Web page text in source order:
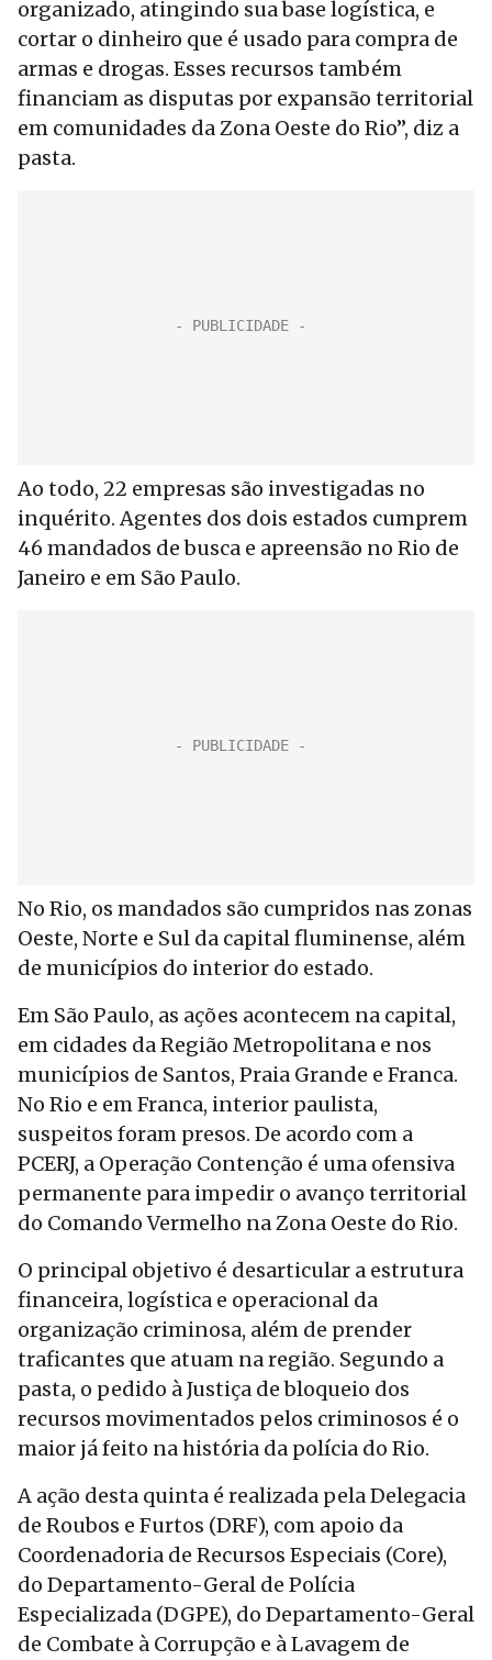
organizado, atingindo sua base logística, e
cortar o dinheiro que é usado para compra de
armas e drogas. Esses recursos também
financiam as disputas por expansão territorial
em comunidades da Zona Oeste do Rio”, diz a
pasta.
Ao todo, 22 empresas são investigadas no
inquérito. Agentes dos dois estados cumprem
46 mandados de busca e apreensão no Rio de
Janeiro e em São Paulo.
No Rio, os mandados são cumpridos nas zonas
Oeste, Norte e Sul da capital fluminense, além
de municípios do interior do estado.
Em São Paulo, as ações acontecem na capital,
em cidades da Região Metropolitana e nos
municípios de Santos, Praia Grande e Franca.
No Rio e em Franca, interior paulista,
suspeitos foram presos. De acordo com a
PCERJ, a Operação Contenção é uma ofensiva
permanente para impedir o avanço territorial
do Comando Vermelho na Zona Oeste do Rio.
O principal objetivo é desarticular a estrutura
financeira, logística e operacional da
organização criminosa, além de prender
traficantes que atuam na região. Segundo a
pasta, o pedido à Justiça de bloqueio dos
recursos movimentados pelos criminosos é o
maior já feito na história da polícia do Rio.
A ação desta quinta é realizada pela Delegacia
de Roubos e Furtos (DRF), com apoio da
Coordenadoria de Recursos Especiais (Core),
do Departamento-Geral de Polícia
Especializada (DGPE), do Departamento-Geral
de Combate à Corrupção e à Lavagem de